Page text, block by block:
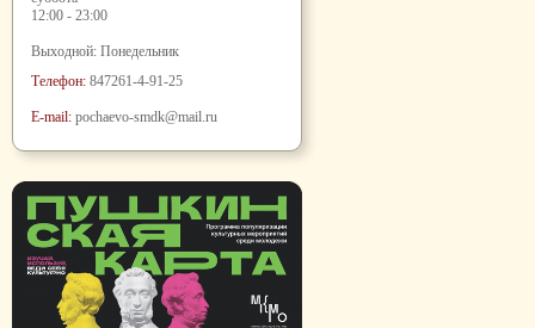
12:00 - 23:00
Выходной: Понедельник
Телефон: 847261-4-91-25
E-mail: pochaevo-smdk@mail.ru